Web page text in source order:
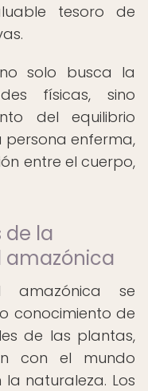
tesoro de
solo busca la
físicas, sino
del equilibrio
persona enferma,
entre el cuerpo,
de la
amazónica se
conocimiento de
de las plantas,
con el mundo
naturaleza. Los